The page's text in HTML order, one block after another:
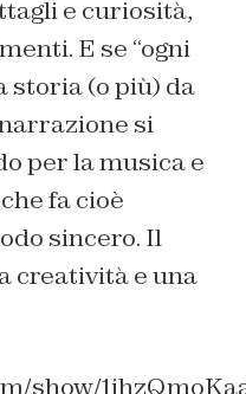
e curiosità,
E se “ogni
storia(o più) da
si
per la musica e
fa cioè
sincero. Il
creatività e una
show/